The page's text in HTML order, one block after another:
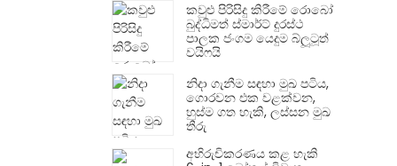
කවුළු පිරිසිදු කිරීමේ රොබෝ
බුද්ධිමත් ස්මාර්ට් දුරස්ථ
පාලක ජංගම යෙදුම බ්ලූටූත්
වයිෆයි
නිදා ගැනීම සඳහා මුඛ පටිය,
ගොරවන එක වළක්වන,
හුස්ම ගත හැකි, ලස්සන මුඛ
තීරු
අභිරුචිකරණය කළ හැකි